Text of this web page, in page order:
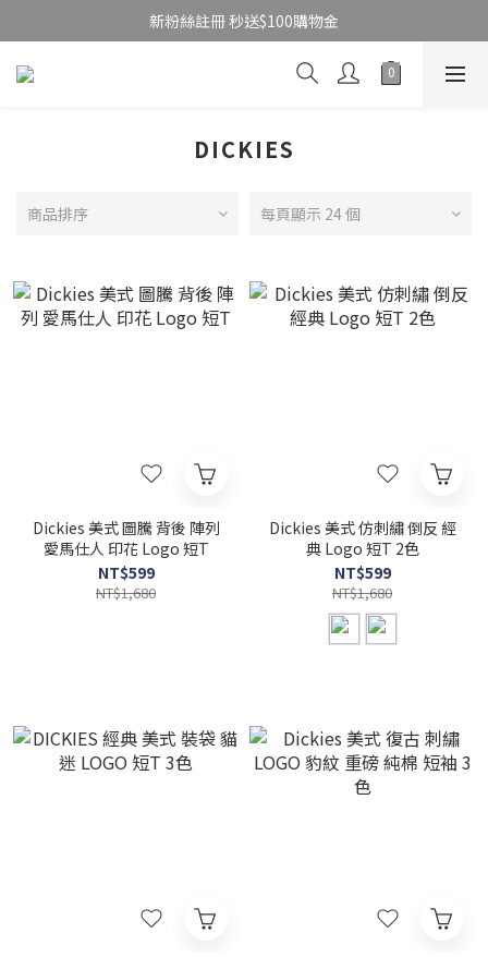
新粉絲註冊 秒送$100購物金
DICKIES
商品排序 每頁顯示 24 個
Dickies 美式 圖騰 背後 陣列
愛馬仕人 印花 Logo 短T
NT$599
NT$1,680
Dickies 美式 仿刺繡 倒反 經
典 Logo 短T 2色
NT$599
NT$1,680